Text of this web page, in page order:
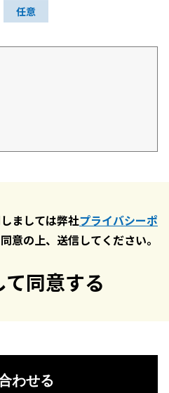
任意
ましては弊社プライバシーポ
意の上、送信してください。
同意する
わせる